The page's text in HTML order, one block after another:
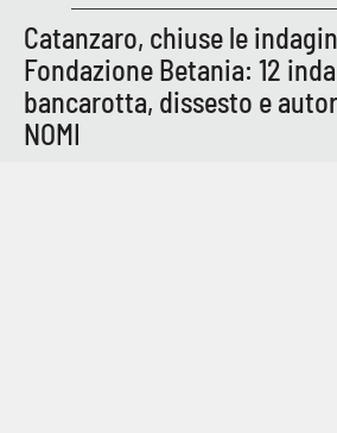
Destinazioni
Eventi
Catanzaro, chiuse le
Fondazione Betania: 12
bancarotta, dissesto e
NOMI